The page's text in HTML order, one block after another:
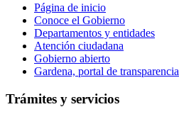
Página de inicio
Conoce el Gobierno
Departamentos y entidades
Atención ciudadana
Gobierno abierto
Gardena, portal de transparencia
Trámites y servicios